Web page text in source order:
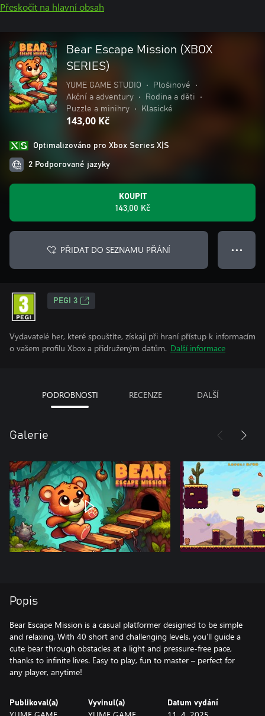
Přeskočit na hlavní obsah
Bear Escape Mission (XBOX
SERIES)
YUME GAME STUDIO • Plošinové
•
Akční a adventury
• Rodina a děti
•
Puzzle a minihry
• Klasické
143,00 Kč
Optimalizováno pro Xbox Series X|S
2 Podporované jazyky
KOUPIT
143,00 Kč
PŘIDAT DO SEZNAMU PŘÁNÍ ● ● ●
PEGI 3
Vydavatelé her, které spouštíte, získají při hraní přístup k informacím
o vašem profilu Xbox a přidruženým datům. Další informace
PODROBNOSTI RECENZE DALŠÍ
Galerie
Popis
Bear Escape Mission is a casual platformer designed to be simple
and relaxing. With 40 short and challenging levels, you’ll guide a
cute bear through obstacles at a light and pressure-free pace,
thanks to infinite lives. Easy to play, fun to master – perfect for
any player, anytime!
Publikoval(a) Vyvinul(a) Datum vydání